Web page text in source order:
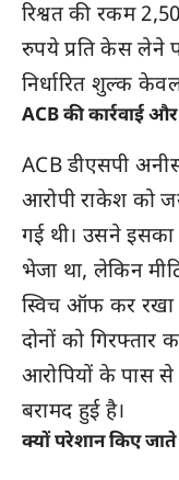
रिश्वत की रकम
रुपये प्रति केस लेने
निर्धारित शुल्क
ACB की कार्रवाई
ACB डीएसपी
आरोपी राकेश को
गई थी। उसने इसका
भेजा था, लेकिन
स्विच ऑफ कर रखा
दोनों को गिरफ्तार
आरोपियों के पास
बरामद हुई है।
क्यों परेशान किए जाते